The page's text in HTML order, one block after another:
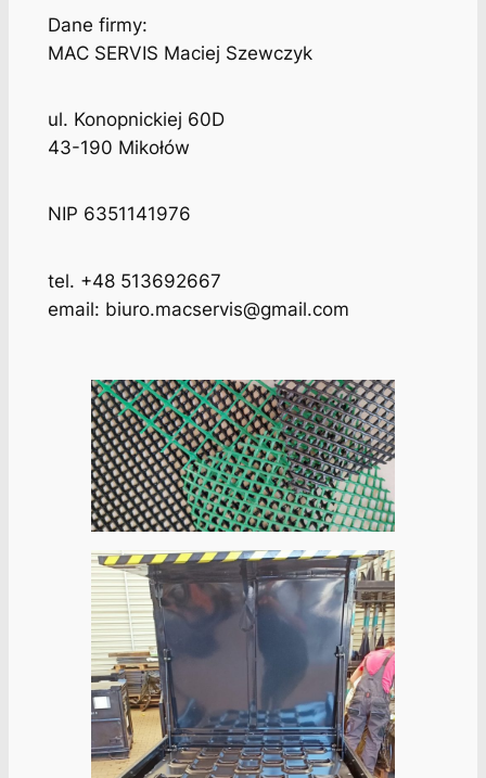
Dane firmy:
MAC SERVIS Maciej Szewczyk
ul. Konopnickiej 60D
43-190 Mikołów
NIP 6351141976
tel. +48 513692667
email: biuro.macservis@gmail.com